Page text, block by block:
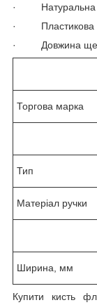
· Натуральна
· Пластикова
· Довжина
Торгова марка
Тип
Матеріал ручки
Ширина, мм
Купити кисть